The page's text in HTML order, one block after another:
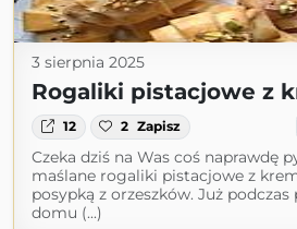
3 sierpnia 2025
Rogaliki pistacjowe z
12 2 Zapisz
Czeka dziś na Was coś naprawdę
maślane rogaliki pistacjowe z
posypką z orzeszków. Już podczas
domu (...)